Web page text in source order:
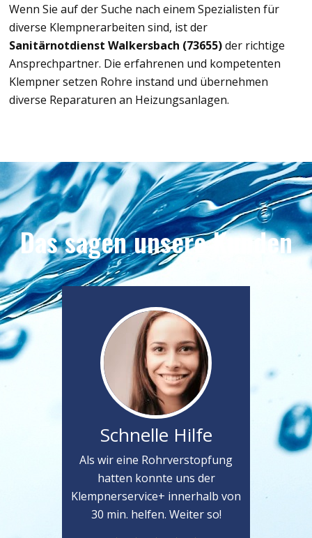
Wenn Sie auf der Suche nach einem Spezialisten für
diverse Klempnerarbeiten sind, ist der
Sanitärnotdienst Walkersbach (73655)der richtige
Ansprechpartner. Die erfahrenen und kompetenten
Klempner setzen Rohre instand und übernehmen
diverse Reparaturen an Heizungsanlagen.
Das sagen unsere Kunden
Schnelle Hilfe
Als wir eine Rohrverstopfung
hatten konnte uns der
Klempnerservice+ innerhalb von
30 min. helfen. Weiter so!